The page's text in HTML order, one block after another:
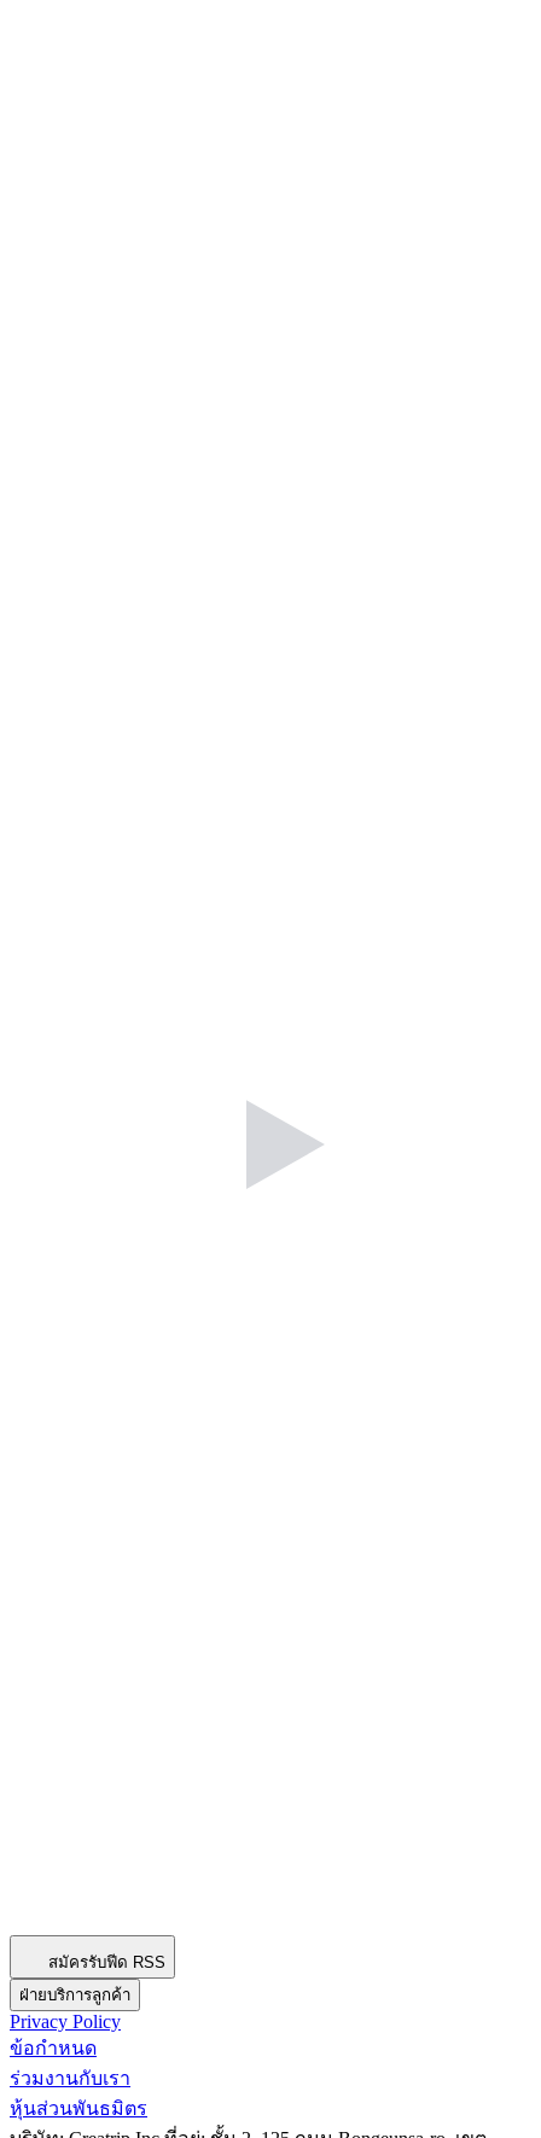
สมัครรับฟีด RSS
ฝ่ายบริการลูกค้า
Privacy Policy
ข้อกำหนด
ร่วมงานกับเรา
หุ้นส่วนพันธมิตร